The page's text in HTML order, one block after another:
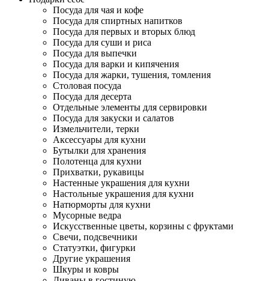
Посуда для чая и кофе
Посуда для спиртных напитков
Посуда для первых и вторых блюд
Посуда для суши и риса
Посуда для выпечки
Посуда для варки и кипячения
Посуда для жарки, тушения, томления
Столовая посуда
Посуда для десерта
Отдельные элементы для сервировки
Посуда для закуски и салатов
Измельчители, терки
Аксессуары для кухни
Бутылки для хранения
Полотенца для кухни
Прихватки, рукавицы
Настенные украшения для кухни
Настольные украшения для кухни
Натюрморты для кухни
Мусорные ведра
Искусственные цветы, корзины с фруктами
Свечи, подсвечники
Статуэтки, фигурки
Другие украшения
Шкуры и ковры